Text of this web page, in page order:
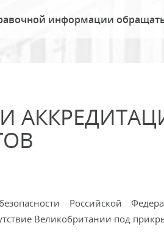
информации
Российской
Великобритании под